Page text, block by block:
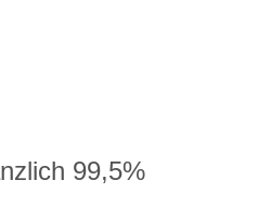
99,5%